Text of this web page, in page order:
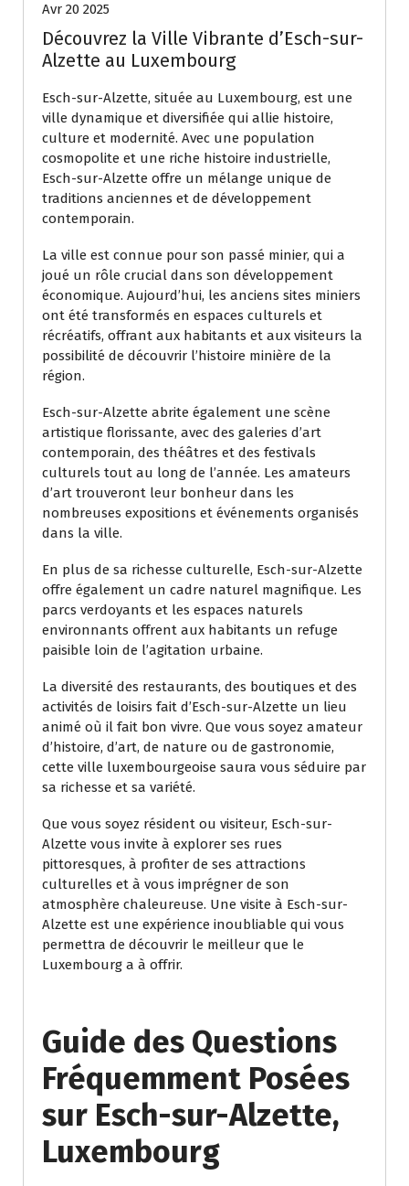
Avr 20 2025
Découvrez la Ville Vibrante d’Esch-sur-
Alzette au Luxembourg
Esch-sur-Alzette, située au Luxembourg, est une
ville dynamique et diversifiée qui allie histoire,
culture et modernité. Avec une population
cosmopolite et une riche histoire industrielle,
Esch-sur-Alzette offre un mélange unique de
traditions anciennes et de développement
contemporain.
La ville est connue pour son passé minier, qui a
joué un rôle crucial dans son développement
économique. Aujourd’hui, les anciens sites miniers
ont été transformés en espaces culturels et
récréatifs, offrant aux habitants et aux visiteurs la
possibilité de découvrir l’histoire minière de la
région.
Esch-sur-Alzette abrite également une scène
artistique florissante, avec des galeries d’art
contemporain, des théâtres et des festivals
culturels tout au long de l’année. Les amateurs
d’art trouveront leur bonheur dans les
nombreuses expositions et événements organisés
dans la ville.
En plus de sa richesse culturelle, Esch-sur-Alzette
offre également un cadre naturel magnifique. Les
parcs verdoyants et les espaces naturels
environnants offrent aux habitants un refuge
paisible loin de l’agitation urbaine.
La diversité des restaurants, des boutiques et des
activités de loisirs fait d’Esch-sur-Alzette un lieu
animé où il fait bon vivre. Que vous soyez amateur
d’histoire, d’art, de nature ou de gastronomie,
cette ville luxembourgeoise saura vous séduire par
sa richesse et sa variété.
Que vous soyez résident ou visiteur, Esch-sur-
Alzette vous invite à explorer ses rues
pittoresques, à profiter de ses attractions
culturelles et à vous imprégner de son
atmosphère chaleureuse. Une visite à Esch-sur-
Alzette est une expérience inoubliable qui vous
permettra de découvrir le meilleur que le
Luxembourg a à offrir.
Guide des Questions
Fréquemment Posées
sur Esch-sur-Alzette,
Luxembourg